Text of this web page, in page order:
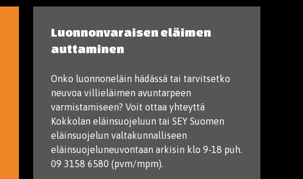
Luonnonvaraisen eläimen
auttaminen
Onko luonnoneläin hädässä tai tarvitsetko
neuvoa villieläimen avuntarpeen
varmistamiseen? Voit ottaa yhteyttä
Kokkolan eläinsuojeluun tai SEY Suomen
eläinsuojelun valtakunnalliseen
eläinsuojeluneuvontaan arkisin klo 9-18 puh.
09 3158 6580 (pvm/mpm).